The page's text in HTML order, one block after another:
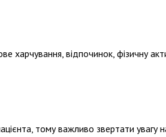
відпочинок, фізичну
тому важливо звертати